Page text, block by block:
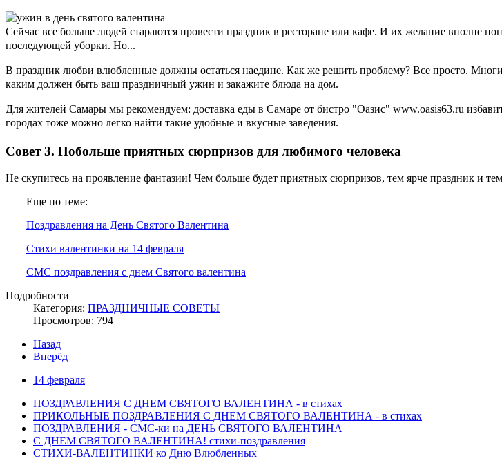
Сейчас все больше людей стараются провести праздник в ресторане или кафе. И их желание вполне
последующей уборки. Но...
В праздник любви влюбленные должны остаться наедине. Как же решить проблему? Все просто.
каким должен быть ваш праздничный ужин и закажите блюда на дом.
Для жителей Самары мы рекомендуем: доставка еды в Самаре от бистро "Оазис" www.oasis63.ru
городах тоже можно легко найти такие удобные и вкусные заведения.
Совет 3. Побольше приятных сюрпризов для любимого человека
Не скупитесь на проявление фантазии! Чем больше будет приятных сюрпризов, тем ярче праздник и
Еще по теме:
Поздравления на День Святого Валентина
Стихи валентинки на 14 февраля
СМС поздравления с днем Святого валентина
Подробности
Категория: ПРАЗДНИЧНЫЕ СОВЕТЫ
Просмотров: 794
Назад
Вперёд
14 февраля
ПОЗДРАВЛЕНИЯ С ДНЕМ СВЯТОГО ВАЛЕНТИНА - в стихах
ПРИКОЛЬНЫЕ ПОЗДРАВЛЕНИЯ С ДНЕМ СВЯТОГО ВАЛЕНТИНА - в стихах
ПОЗДРАВЛЕНИЯ - СМС-ки на ДЕНЬ СВЯТОГО ВАЛЕНТИНА
С ДНЕМ СВЯТОГО ВАЛЕНТИНА! стихи-поздравления
СТИХИ-ВАЛЕНТИНКИ ко Дню Влюбленных